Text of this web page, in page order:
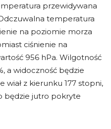
przewidywana
temperatura
na poziomie morza
ciśnienie na
956 hPa. Wilgotność
a widoczność będzie
wiał z kierunku 177 stopni,
będzie jutro pokryte